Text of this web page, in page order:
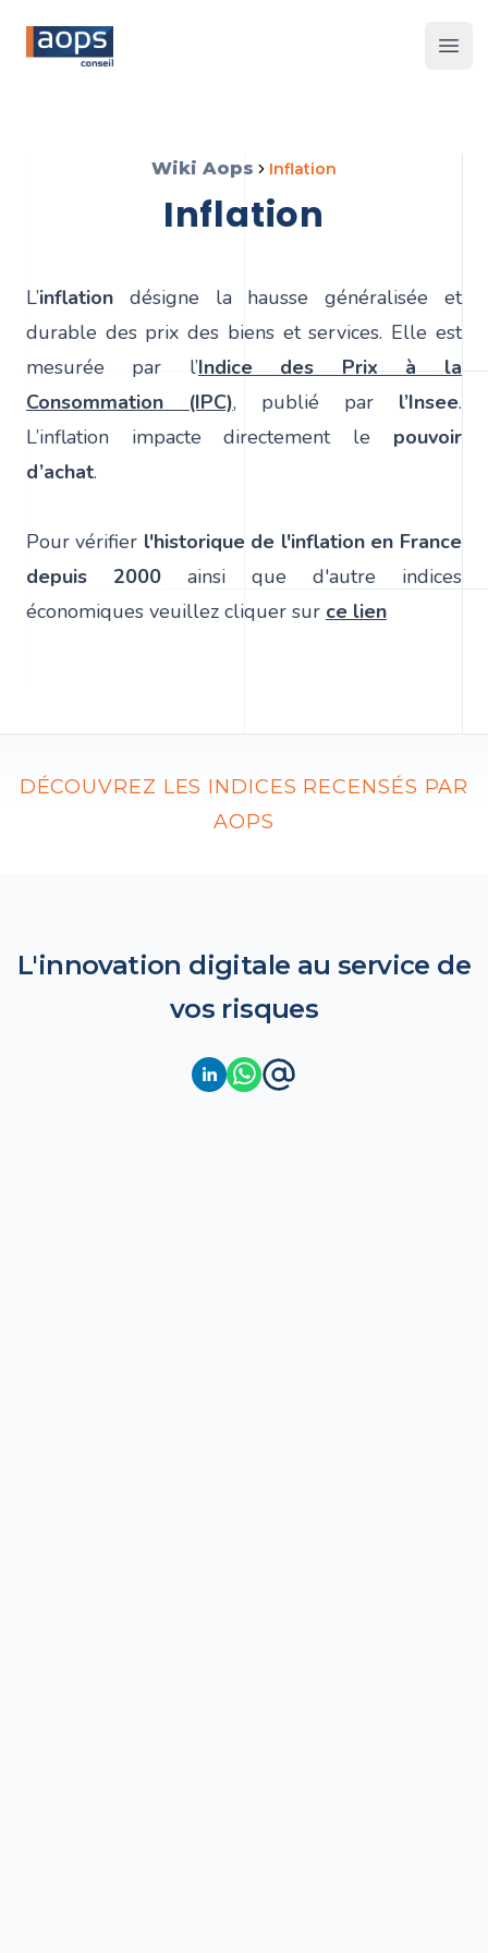
Les
Wiki Aops inflation
inflation
L’inflation désigne la hausse généralisée et
durable des prix des biens et services. Elle est
mesurée par l’Indice des Prix à la
Consommation (IPC), publié par l’Insee.
L’inflation impacte directement le pouvoir
d’achat.
Pour vérifier l'historique de l'inflation en France
depuis 2000 ainsi que d'autre indices
économiques veuillez cliquer sur ce lien
DÉCOUVREZ LES INDICES RECENSÉS PAR
AOPS
L'innovation digitale au service de
vos risques